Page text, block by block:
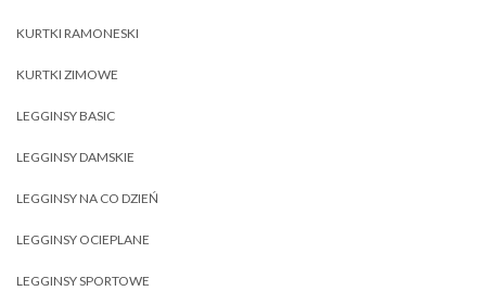
KURTKI RAMONESKI
KURTKI ZIMOWE
LEGGINSY BASIC
LEGGINSY DAMSKIE
LEGGINSY NA CO DZIEŃ
LEGGINSY OCIEPLANE
LEGGINSY SPORTOWE